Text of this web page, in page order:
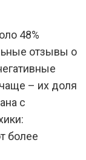
48%
отзывы о
– их доля
с
более